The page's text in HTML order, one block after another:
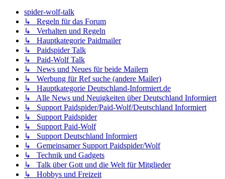
spider-wolf-talk
↳ Regeln für das Forum
↳ Verhalten und Regeln
↳ Hauptkategorie Paidmailer
↳ Paidspider Talk
↳ Paid-Wolf Talk
↳ News und Neues für beide Mailern
↳ Werbung für Ref suche (andere Mailer)
↳ Hauptkategorie Deutschland-Informiert.de
↳ Alle News und Neuigkeiten über Deutschland Informiert
↳ Support Paidspider/Paid-Wolf/Deutschland Informiert
↳ Support Paidspider
↳ Support Paid-Wolf
↳ Support Deutschland Informiert
↳ Gemeinsamer Support Paidspider/Wolf
↳ Technik und Gadgets
↳ Talk über Gott und die Welt für Mitglieder
↳ Hobbys und Freizeit